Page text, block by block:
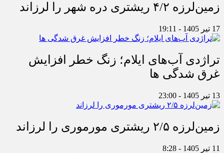
زمین‌لرزه ۴/۲ ریشتری دره شهر را لرزاند
17 تیر 1405 - 19:11
تراژدی آب‌های ایلام؛ زنگ خطر افزایش
غرق شدگی ها
13 تیر 1405 - 23:00
زمین‌لرزه ۲/۵ ریشتری مورموری را لرزاند
11 تیر 1405 - 8:28